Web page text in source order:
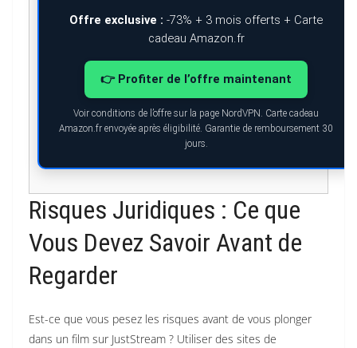
Offre exclusive : -73% + 3 mois offerts + Carte
cadeau Amazon.fr
👉 Profiter de l’offre maintenant
Voir conditions de l’offre sur la page NordVPN. Carte cadeau
Amazon.fr envoyée après éligibilité. Garantie de remboursement 30
jours.
Risques Juridiques : Ce que
Vous Devez Savoir Avant de
Regarder
Est-ce que vous pesez les risques avant de vous plonger
dans un film sur JustStream ? Utiliser des sites de